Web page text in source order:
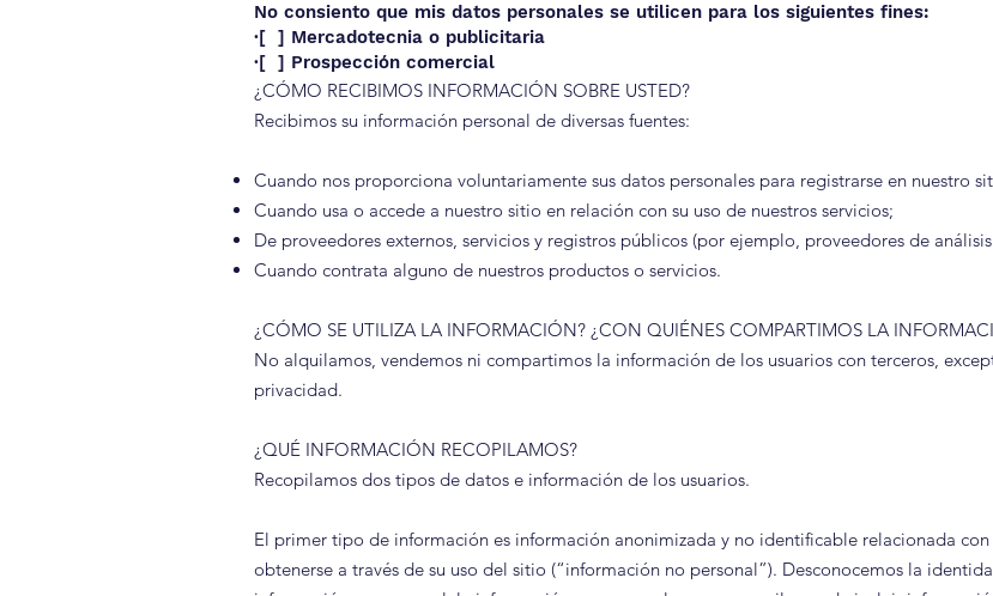
No consiento que mis datos personales se utilicen para los siguientes fines:
·[ ] Mercadotecnia o publicitaria
·[ ] Prospección comercial
¿CÓMO RECIBIMOS INFORMACIÓN SOBRE USTED?
Recibimos su información personal de diversas fuentes:
Cuando nos proporciona voluntariamente sus datos personales para registrarse en nuestro
Cuando usa o accede a nuestro sitio en relación con su uso de nuestros servicios;
De proveedores externos, servicios y registros públicos (por ejemplo, proveedores de
Cuando contrata alguno de nuestros productos o servicios.
¿CÓMO SE UTILIZA LA INFORMACIÓN? ¿CON QUIÉNES COMPARTIMOS LA
No alquilamos, vendemos ni compartimos la información de los usuarios con terceros,
privacidad.
¿QUÉ INFORMACIÓN RECOPILAMOS?
Recopilamos dos tipos de datos e información de los usuarios.
El primer tipo de información es información anonimizada y no identificable relacionada
obtenerse a través de su uso del sitio (“información no personal”). Desconocemos la